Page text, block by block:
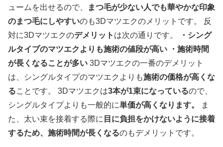
ュームを出せるので、
まつ毛が少ない人でも華やかな印象
のまつ毛にしやすいのも3Dマツエクのメリットです。 反
対に3Dマツエクのデメリット は次の通りです。
・シング
ルタイプのマツエクよりも施術の値段が高い
・施術時間
が長くなることが多い 3Dマツエクの一番のデメリット
は、シングルタイプのマツエクよりも施術の価格が高くな
ることです。 3Dマツエクは3本が1束になっているので、
シングルタイプよりも一般的に単価が高くなります。
ま
た、太い束を接着する際に 目に負担をかけないように接着
するため、施術時間が長くなるのもデメリットです。